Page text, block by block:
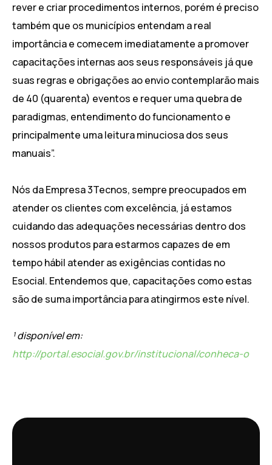
rever e criar procedimentos internos, porém é preciso
também que os municípios entendam a real
importância e comecem imediatamente a promover
capacitações internas aos seus responsáveis já que
suas regras e obrigações ao envio contemplarão mais
de 40 (quarenta) eventos e requer uma quebra de
paradigmas, entendimento do funcionamento e
principalmente uma leitura minuciosa dos seus
manuais”.
Nós da Empresa 3Tecnos, sempre preocupados em
atender os clientes com excelência, já estamos
cuidando das adequações necessárias dentro dos
nossos produtos para estarmos capazes de em
tempo hábil atender as exigências contidas no
Esocial. Entendemos que, capacitações como estas
são de suma importância para atingirmos este nível.
¹ disponível em:
http://portal.esocial.gov.br/institucional/conheca-o